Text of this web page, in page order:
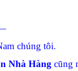
chúng tôi.
Nhà Hàng cũng